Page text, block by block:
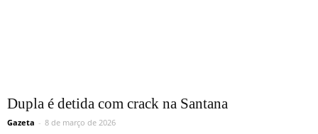
Dupla é detida com crack na Santana
Gazeta - 8 de março de 2026